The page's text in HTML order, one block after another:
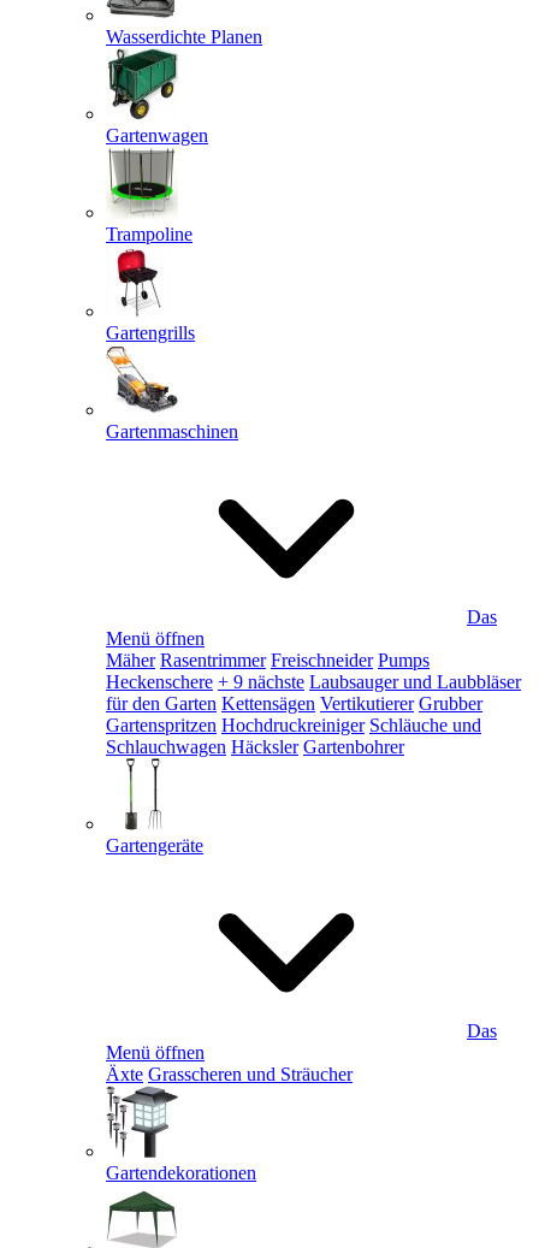
Wasserdichte Planen
Gartenwagen
Trampoline
Gartengrills
Gartenmaschinen
Das
Menü öffnen
Mäher Rasentrimmer Freischneider Pumps
Heckenschere + 9 nächste Laubsauger und Laubbläser
für den Garten Kettensägen Vertikutierer Grubber
Gartenspritzen Hochdruckreiniger Schläuche und
Schlauchwagen Häcksler Gartenbohrer
Gartengeräte
Das
Menü öffnen
Äxte Grasscheren und Sträucher
Gartendekorationen